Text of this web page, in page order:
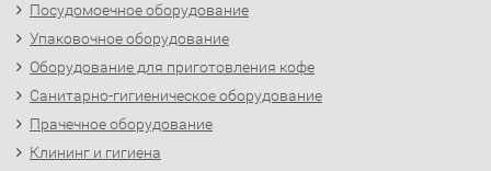
Посудомоечное оборудование
Упаковочное оборудование
Оборудование для приготовления кофе
Санитарно-гигиеническое оборудование
Прачечное оборудование
Клининг и гигиена